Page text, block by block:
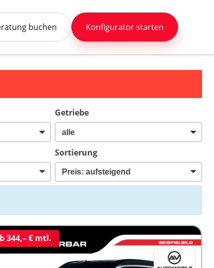
buchen Konfigurator starten
Getriebe
Sortierung
344,– € mtl.